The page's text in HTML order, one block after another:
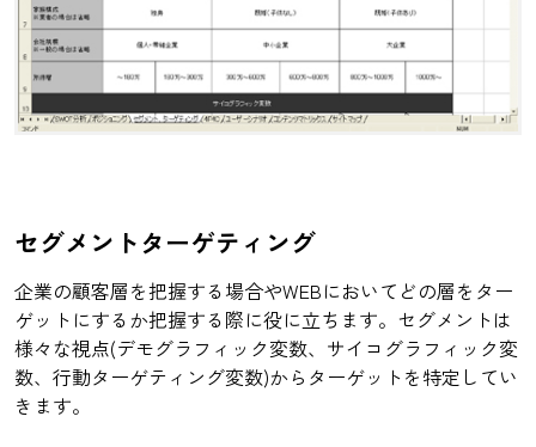
セグメントターゲティング
企業の顧客層を把握する場合やWEBにおいてどの層をター
ゲットにするか把握する際に役に立ちます。セグメントは
様々な視点(デモグラフィック変数、サイコグラフィック変
数、行動ターゲティング変数)からターゲットを特定してい
きます。